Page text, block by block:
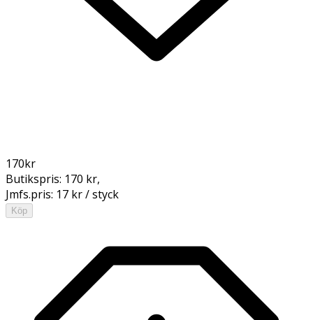
170kr
Butikspris: 170 kr,
Jmfs.pris: 17 kr / styck
Köp